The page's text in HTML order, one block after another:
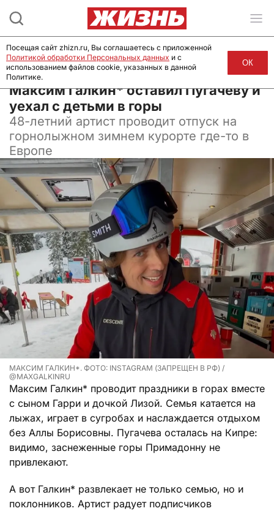
09 января 2025, 10:38
Максим Галкин* оставил Пугачеву и
уехал с детьми в горы
48-летний артист проводит отпуск на
горнолыжном зимнем курорте где-то в
Европе
МАКСИМ ГАЛКИН*. ФОТО: INSTAGRAM (ЗАПРЕЩЕН В РФ) /
@MAXGALKINRU
Максим Галкин* проводит праздники в горах вместе
с сыном Гарри и дочкой Лизой. Семья катается на
лыжах, играет в сугробах и наслаждается отдыхом
без Аллы Борисовны. Пугачева осталась на Кипре:
видимо, заснеженные горы Примадонну не
привлекают.
А вот Галкин* развлекает не только семью, но и
поклонников. Артист радует подписчиков
Посещая сайт zhizn.ru, Вы соглашаетесь с приложенной
Политикой обработки Персональных данных и с
использованием файлов cookie, указанных в данной
Политике.
ОК